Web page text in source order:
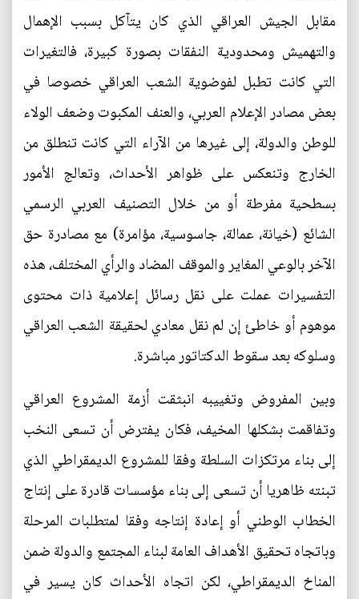
مقابل الجيش العراقي الذي كان يتآكل بسبب الإهمال
والتهميش ومحدودية النفقات بصورة كبيرة، فالتغيرات
التي كانت تطبل لفوضوية الشعب العراقي خصوصا في
بعض مصادر الإعلام العربي، والعنف المكبوت وضعف الولاء
للوطن والدولة، إلى غيرها من الآراء التي كانت تنطلق من
الخارج وتنعكس على ظواهر الأحداث، وتعالج الأمور
بسطحية مفرطة أو من خلال التصنيف العربي الرسمي
الشائع (خيانة، عمالة، جاسوسية، مؤامرة) مع مصادرة حق
الآخر بالوعي المغاير والموقف المضاد والرأي المختلف، هذه
التفسيرات عملت على نقل رسائل إعلامية ذات محتوى
موهوم أو خاطئ إن لم نقل معادي لحقيقة الشعب العراقي
وسلوكه بعد سقوط الدكتاتور مباشرة.
وبين المفروض وتغييبه انبثقت أزمة المشروع العراقي
وتفاقمت بشكلها المخيف، فكان يفترض أن تسعى النخب
إلى بناء مرتكزات السلطة وفقا للمشروع الديمقراطي الذي
تبنته ظاهريا أن تسعى إلى بناء مؤسسات قادرة على إنتاج
الخطاب الوطني أو إعادة إنتاجه وفقا لمتطلبات المرحلة
وباتجاه تحقيق الأهداف العامة لبناء المجتمع والدولة ضمن
المناخ الديمقراطي، لكن اتجاه الأحداث كان يسير في